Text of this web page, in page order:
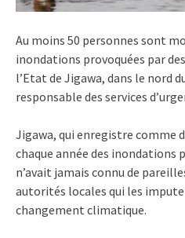
Au moins 50 personnes sont
inondations provoquées par
l’Etat de Jigawa, dans le nord
responsable des services
Jigawa, qui enregistre comme
chaque année des inondations
n’avait jamais connu de
autorités locales qui les
changement climatique.